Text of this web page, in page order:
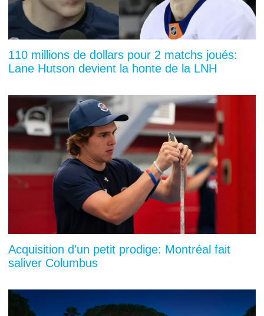
110 millions de dollars pour 2 matchs joués:
Lane Hutson devient la honte de la LNH
Acquisition d'un petit prodige: Montréal fait
saliver Columbus